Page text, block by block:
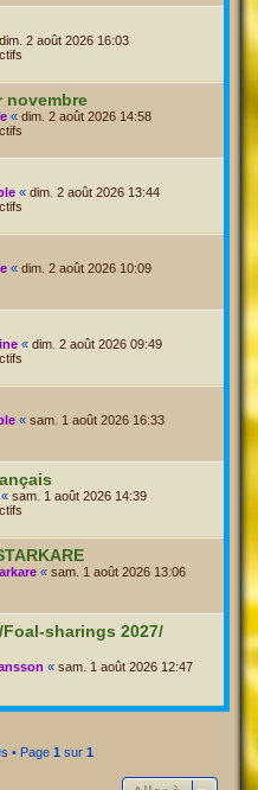
dim. 2 août 2026 16:03
novembre
« dim. 2 août 2026 14:58
« dim. 2 août 2026 13:44
« dim. 2 août 2026 10:09
« dim. 2 août 2026 09:49
« sam. 1 août 2026 16:33
« sam. 1 août 2026 14:39
« sam. 1 août 2026 13:06
sharings 2027/
« sam. 1 août 2026 12:47
• Page 1 sur 1